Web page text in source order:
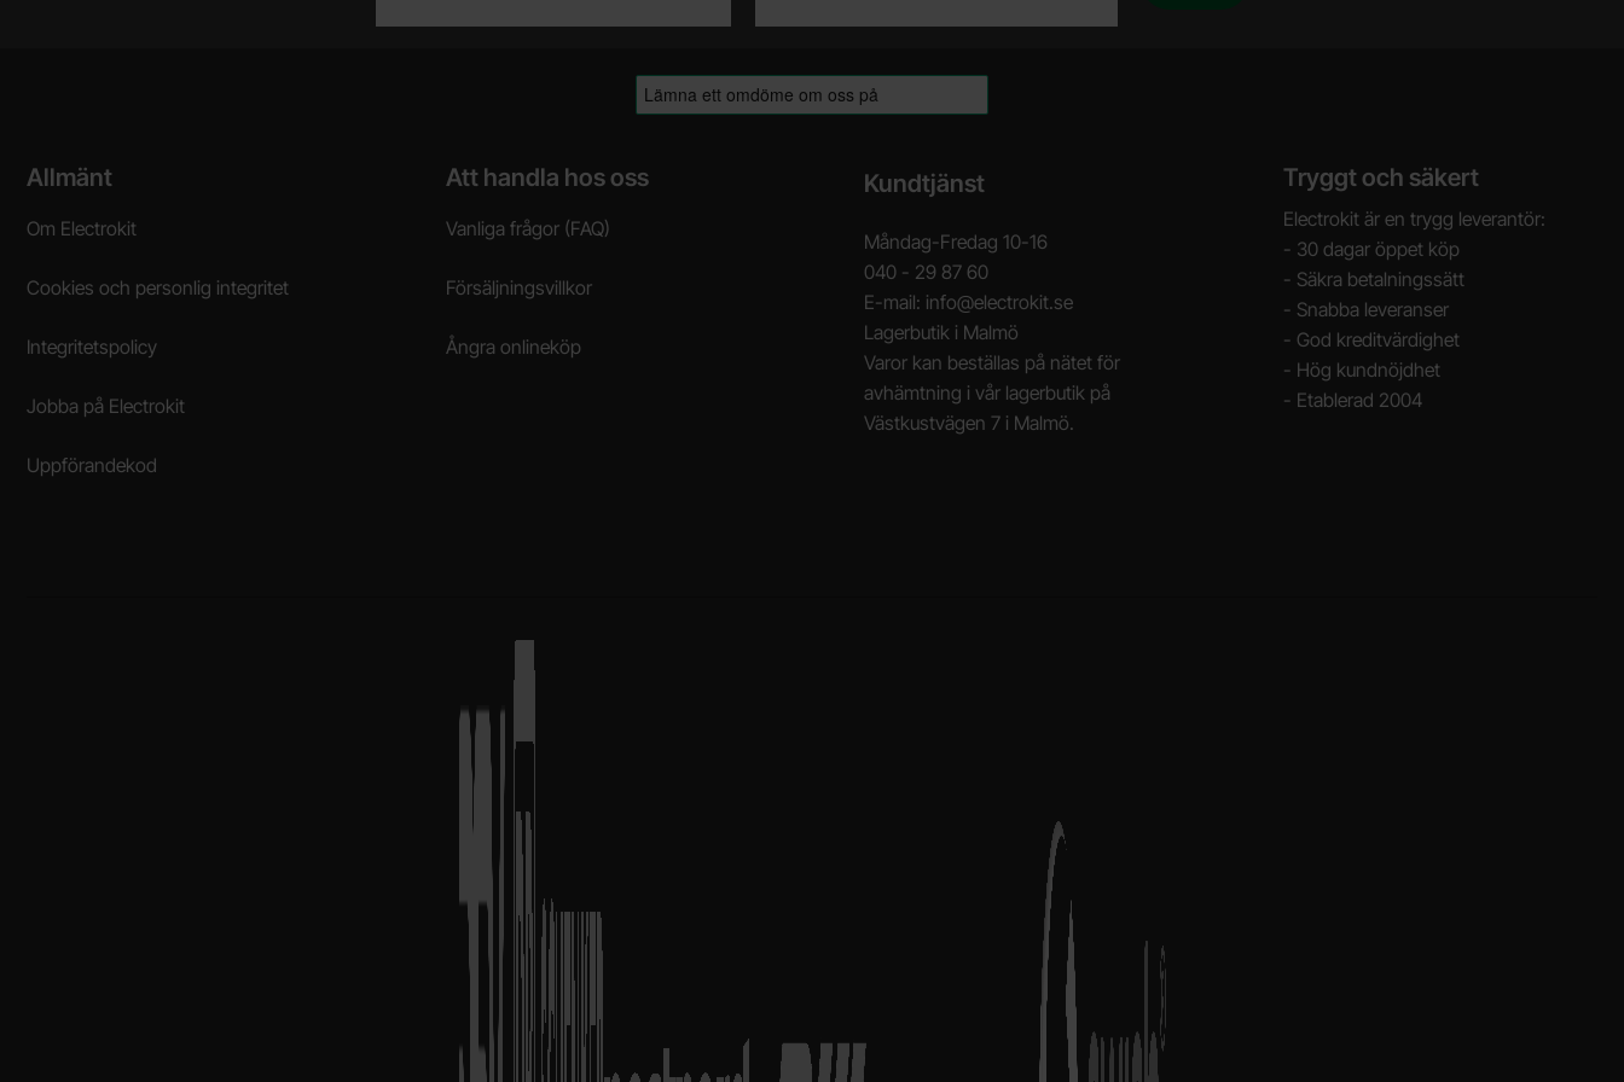
Sidfot Blandad info och länkar
Allmänt
Om Electrokit
Cookies och personlig integritet
Integritetspolicy
Jobba på Electrokit
Uppförandekod
Att handla hos oss
Vanliga frågor (FAQ)
Försäljningsvillkor
Ångra onlineköp
Kundtjänst
Måndag-Fredag 10-16
040 - 29 87 60
E-mail: info@electrokit.se
Lagerbutik i Malmö
Varor kan beställas på nätet för
avhämtning i vår lagerbutik på
Västkustvägen 7 i Malmö.
Tryggt och säkert
Electrokit är en trygg leverantör:
- 30 dagar öppet köp
- Säkra betalningssätt
- Snabba leveranser
- God kreditvärdighet
- Hög kundnöjdhet
- Etablerad 2004